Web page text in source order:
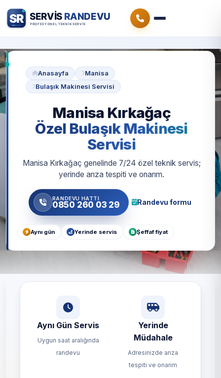
Anasayfa
Manisa
Bulaşık Makinesi Servisi
Manisa Kırkağaç
Özel Bulaşık Makinesi
Servisi
Manisa Kırkağaç genelinde 7/24 özel teknik servis;
yerinde arıza tespiti ve onarım.
RANDEVU HATTI
0850 260 03 29 Randevu formu
Aynı gün Yerinde servis Şeffaf fiyat
Aynı Gün Servis
Uygun saat aralığında
randevu
Yerinde
Müdahale
Adresinizde arıza
tespiti ve onarım